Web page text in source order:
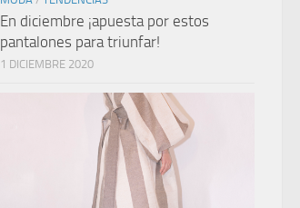
En diciembre ¡apuesta por estos
pantalones para triunfar!
1 DICIEMBRE 2020